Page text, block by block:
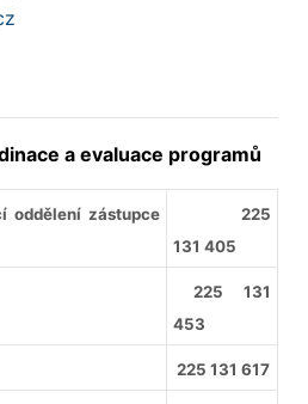
a evaluace programů
oddělení zástupce
225
131 405
225 131
453
225 131 617